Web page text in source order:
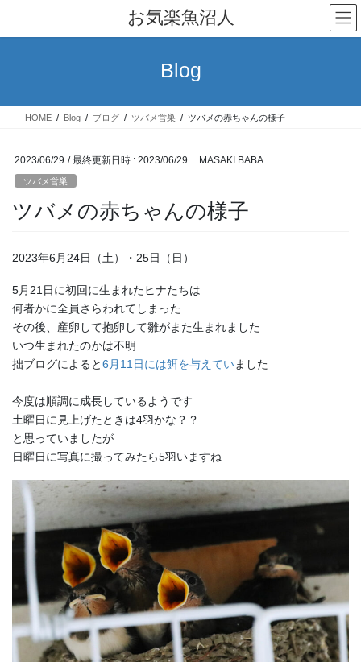
テ
ス
ゲ
ン
お気楽魚沼人
Blog
HOME Blog ブログ ツバメ営巣 ツバメの赤ちゃんの様子
2023/06/29 / 最終更新日時 : 2023/06/29 MASAKI BABA
ツバメ営巣
ツバメの赤ちゃんの様子
2023年6月24日（土）・25日（日）
5月21日に初回に生まれたヒナたちは
何者かに全員さらわれてしまった
その後、産卵して抱卵して雛がまた生まれました
いつ生まれたのかは不明
拙ブログによると6月11日には餌を与えていました
今度は順調に成長しているようです
土曜日に見上げたときは4羽かな？？
と思っていましたが
日曜日に写真に撮ってみたら5羽いますね